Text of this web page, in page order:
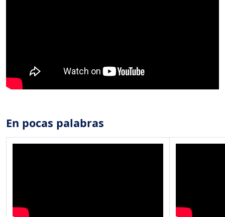
En pocas palabras